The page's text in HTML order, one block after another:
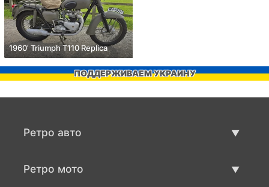
1960' Triumph T110 Replica
ПОДДЕРЖИВАЕМ УКРАИНУ
Ретро авто
Ретро мото